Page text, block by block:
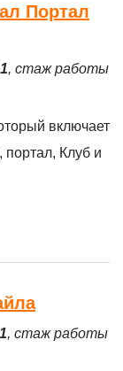
Портал
, стаж работы
включает
портал, Клуб и
, стаж работы